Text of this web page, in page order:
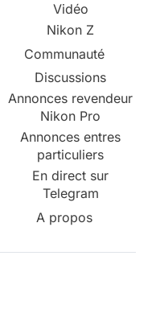
Vidéo
Nikon Z
Communauté
Discussions
Annonces revendeur
Nikon Pro
Annonces entres
particuliers
En direct sur
Telegram
A propos